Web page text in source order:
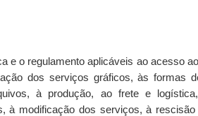
e o regulamento aplicáveis ao acesso
dos serviços gráficos, às formas
à produção, ao frete e
à modificação dos serviços, à